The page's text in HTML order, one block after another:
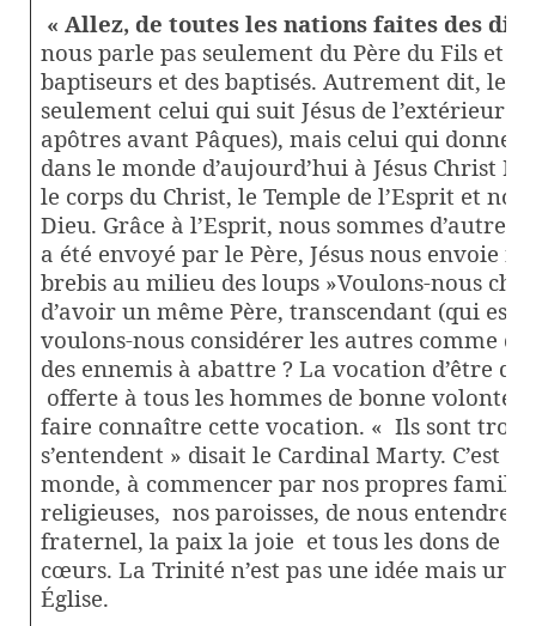
« Allez, de toutes les nations faites des
nous parle pas seulement du Père du Fils et
baptiseurs et des baptisés. Autrement dit, le
seulement celui qui suit Jésus de l’extérieur
apôtres avant Pâques), mais celui qui donne
dans le monde d’aujourd’hui à Jésus Christ
le corps du Christ, le Temple de l’Esprit et
Dieu. Grâce à l’Esprit, nous sommes d’autres
a été envoyé par le Père, Jésus nous envoie
brebis au milieu des loups »Voulons-nous
d’avoir un même Père, transcendant (qui est
voulons-nous considérer les autres comme
des ennemis à abattre ? La vocation d’être
offerte à tous les hommes de bonne volonté.
faire connaître cette vocation. « Ils sont trois
s’entendent » disait le Cardinal Marty. C’est
monde, à commencer par nos propres
religieuses, nos paroisses, de nous entendre
fraternel, la paix la joie et tous les dons de
cœurs. La Trinité n’est pas une idée mais
Église.